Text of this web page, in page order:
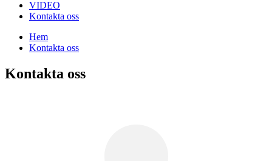
VIDEO
Kontakta oss
Hem
Kontakta oss
Kontakta oss